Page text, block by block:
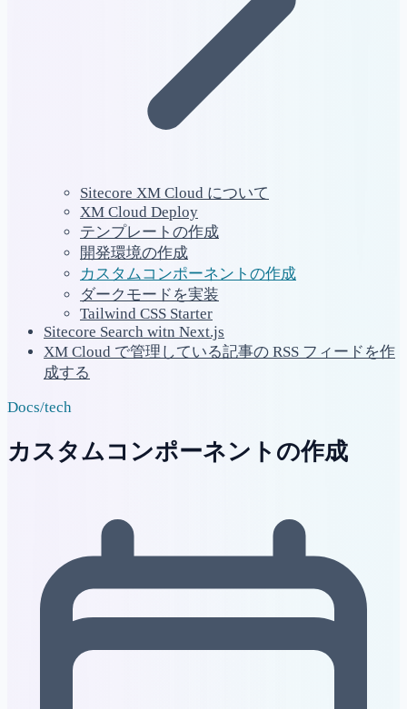
Sitecore XM Cloud について
XM Cloud Deploy
テンプレートの作成
開発環境の作成
カスタムコンポーネントの作成
ダークモードを実装
Tailwind CSS Starter
Sitecore Search witn Next.js
XM Cloud で管理している記事の RSS フィードを作
成する
Docs/tech
カスタムコンポーネントの作成